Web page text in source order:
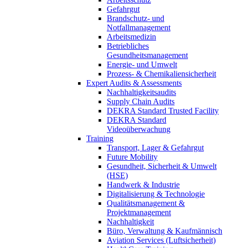
Gefahrgut
Brandschutz- und
Notfallmanagement
Arbeitsmedizin
Betriebliches
Gesundheitsmanagement
Energie- und Umwelt
Prozess- & Chemikaliensicherheit
Expert Audits & Assessments
Nachhaltigkeitsaudits
Supply Chain Audits
DEKRA Standard Trusted Facility
DEKRA Standard
Videoüberwachung
Training
Transport, Lager & Gefahrgut
Future Mobility
Gesundheit, Sicherheit & Umwelt
(HSE)
Handwerk & Industrie
Digitalisierung & Technologie
Qualitätsmanagement &
Projektmanagement
Nachhaltigkeit
Büro, Verwaltung & Kaufmännisch
Aviation Services (Luftsicherheit)